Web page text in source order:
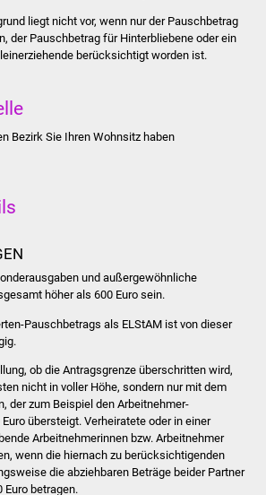
Stadtwerke
Suenergie
Gesundheit und Notfall
Hitzewarnung / UV-
Index
ÖPNV
Bürgerbus (MOBS)
Abfall und Entsorgung
Kultur & Freizeit
liegt nicht vor, wenn nur der Pauschbetrag
der Pauschbetrag für Hinterbliebene oder ein
berücksichtigt worden ist.
Bezirk Sie Ihren Wohnsitz haben
und außergewöhnliche
höher als 600 Euro sein.
Pauschbetrags als ELStAM ist von dieser
ob die Antragsgrenze überschritten wird,
nicht in voller Höhe, sondern nur mit dem
der zum Beispiel den Arbeitnehmer-
übersteigt. Verheiratete oder in einer
Arbeitnehmerinnen bzw. Arbeitnehmer
wenn die hiernach zu berücksichtigenden
die abziehbaren Beträge beider Partner
Euro betragen.